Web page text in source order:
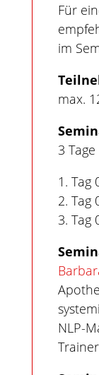
Für
im
max.
3 Tage
1. Tag
2. Tag
3. Tag
NLP-